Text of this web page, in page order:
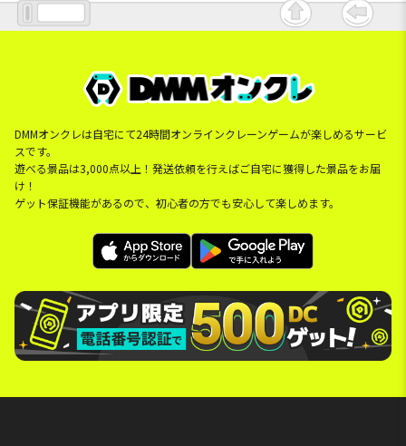
DMMオンクレは自宅にて24時間オンラインクレーンゲームが楽しめるサービ
スです。
遊べる景品は3,000点以上！発送依頼を行えばご自宅に獲得した景品をお届
け！
ゲット保証機能があるので、初心者の方でも安心して楽しめます。